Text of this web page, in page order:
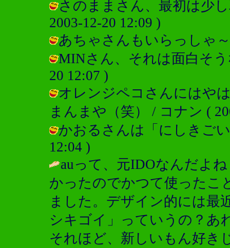
さのままさん、最初は少
2003-12-20 12:09 )
あちゃさんもいらっしゃ
MINさん、それは面白そ
20 12:07 )
オレンジペコさんにはや
まんまや（笑） / コナン (
かおるさんは「にしきご
12:04 )
auって、元IDOなんだよ
かったのでかつて使ったこ
ました。デザイン的には最
シキゴイ」っていうの？あ
それほど、新しいもん好き